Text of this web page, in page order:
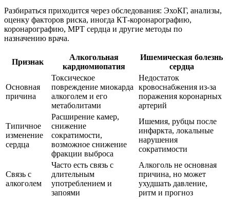
Разбираться приходится через обследования: ЭхоКГ, анализы,
оценку факторов риска, иногда КТ-коронарографию,
коронарографию, МРТ сердца и другие методы по
назначению врача.
Признак
Алкогольная
кардиомиопатия
Ишемическая болезнь
сердца
Основная
причина
Токсическое
повреждение миокарда
алкоголем и его
метаболитами
Недостаток
кровоснабжения из-за
поражения коронарных
артерий
Типичное
изменение
сердца
Расширение камер,
снижение
сократимости,
возможное снижение
фракции выброса
Ишемия, рубцы после
инфаркта, локальные
нарушения
сократимости
Связь с
алкоголем
Часто есть связь с
длительным
употреблением и
запоями
Алкоголь не основная
причина, но может
ухудшать давление,
ритм и прогноз